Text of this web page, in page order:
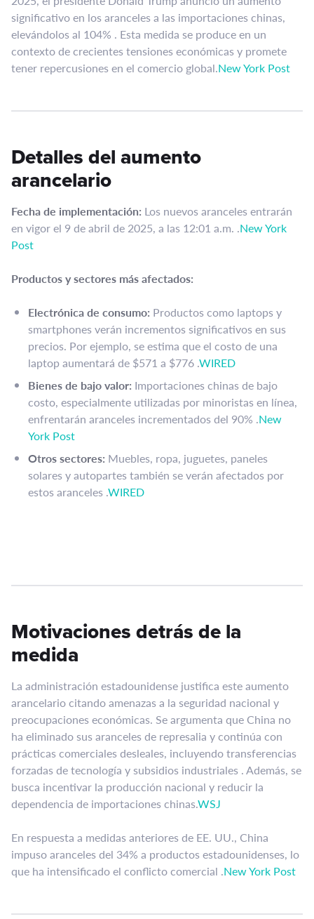
significativo en los aranceles a las importaciones chinas,
elevándolos al 104% . Esta medida se produce en un
contexto de crecientes tensiones económicas y promete
tener repercusiones en el comercio global.​New York Post
Detalles del aumento
arancelario
Fecha de implementación: Los nuevos aranceles entrarán
en vigor el 9 de abril de 2025, a las 12:01 a.m. .​New York
Post
Productos y sectores más afectados:
Electrónica de consumo: Productos como laptops y
smartphones verán incrementos significativos en sus
precios. Por ejemplo, se estima que el costo de una
laptop aumentará de $571 a $776 .​WIRED
Bienes de bajo valor: Importaciones chinas de bajo
costo, especialmente utilizadas por minoristas en línea,
enfrentarán aranceles incrementados del 90% .​New
York Post
Otros sectores: Muebles, ropa, juguetes, paneles
solares y autopartes también se verán afectados por
estos aranceles .​WIRED
Motivaciones detrás de la
medida
La administración estadounidense justifica este aumento
arancelario citando amenazas a la seguridad nacional y
preocupaciones económicas. Se argumenta que China no
ha eliminado sus aranceles de represalia y continúa con
prácticas comerciales desleales, incluyendo transferencias
forzadas de tecnología y subsidios industriales . Además, se
busca incentivar la producción nacional y reducir la
dependencia de importaciones chinas.​WSJ
En respuesta a medidas anteriores de EE. UU., China
impuso aranceles del 34% a productos estadounidenses, lo
que ha intensificado el conflicto comercial .​New York Post